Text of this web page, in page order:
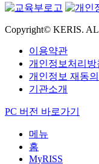
Copyright© KERIS.
이용약관
개인정보처리방
개인정보 재동의
기관소개
PC 버전 바로가기
메뉴
홈
MyRISS